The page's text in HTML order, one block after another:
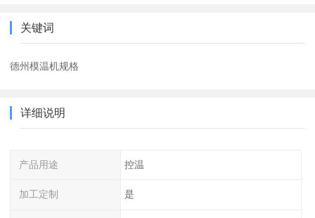
关键词
德州模温机规格
详细说明
产品用途 控温
加工定制 是